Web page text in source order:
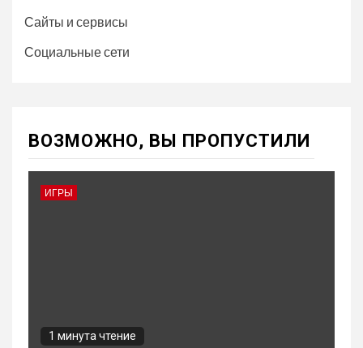
Сайты и сервисы
Социальные сети
ВОЗМОЖНО, ВЫ ПРОПУСТИЛИ
ИГРЫ
1 минута чтение